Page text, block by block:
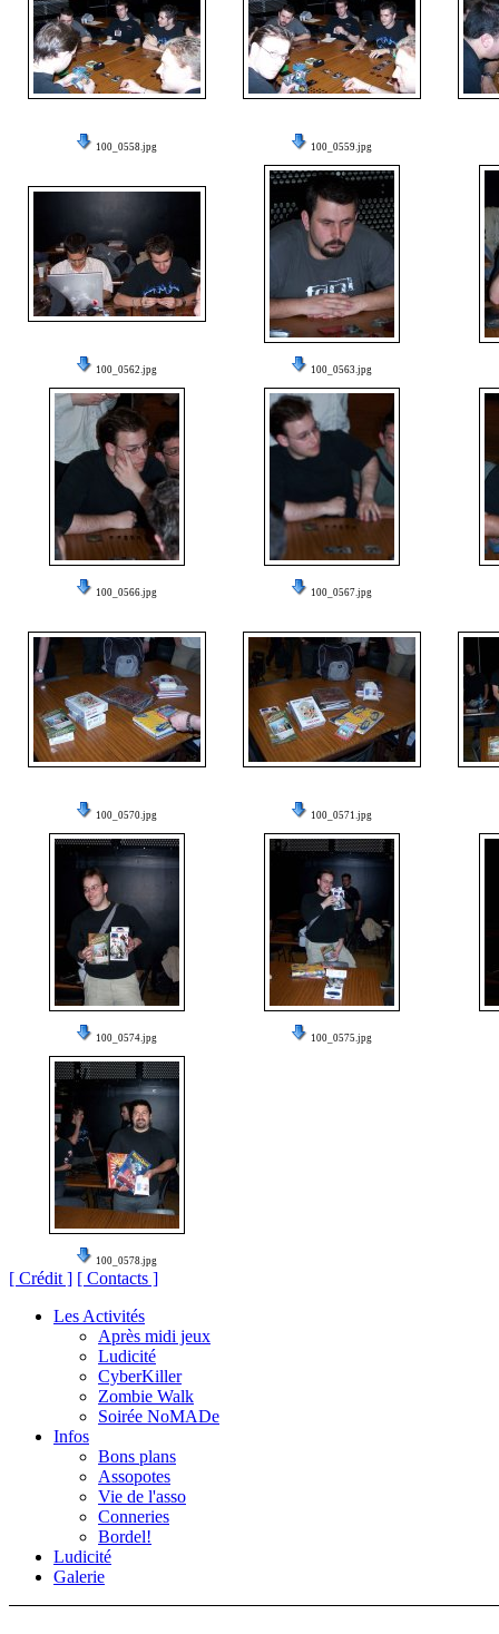
100_0558.jpg 100_0559.jpg
100_0562.jpg 100_0563.jpg
100_0566.jpg 100_0567.jpg
100_0570.jpg 100_0571.jpg
100_0574.jpg 100_0575.jpg
100_0578.jpg
[ Crédit ] [ Contacts ]
Les Activités
Après midi jeux
Ludicité
CyberKiller
Zombie Walk
Soirée NoMADe
Infos
Bons plans
Assopotes
Vie de l'asso
Conneries
Bordel!
Ludicité
Galerie